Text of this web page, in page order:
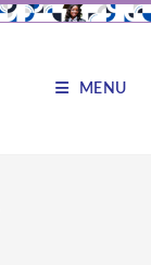
MENU